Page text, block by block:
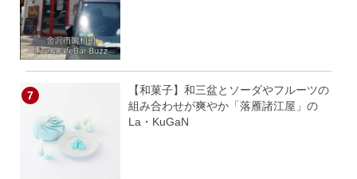
【和菓子】和三盆とソーダやフルーツの
組み合わせが爽やか「落雁諸江屋」の
La・KuGaN